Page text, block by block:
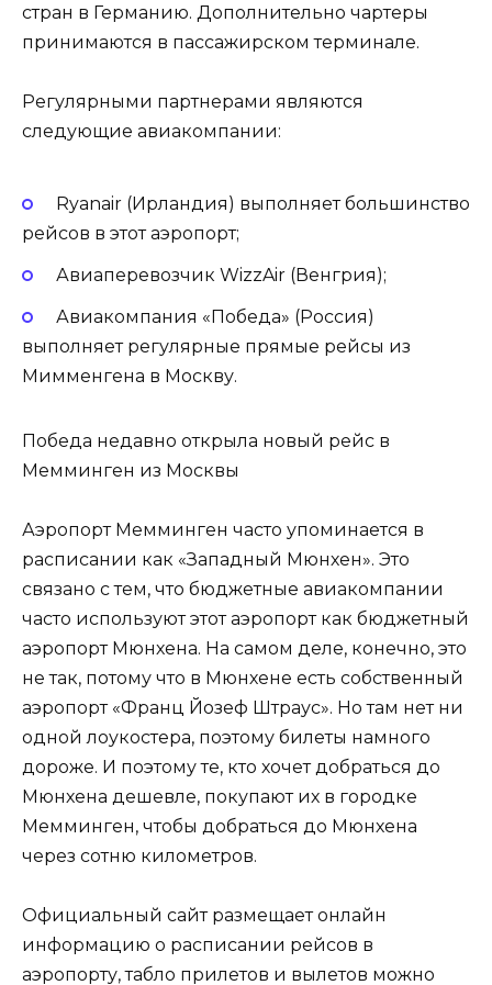
стран в Германию. Дополнительно чартеры
принимаются в пассажирском терминале.
Регулярными партнерами являются
следующие авиакомпании:
Ryanair (Ирландия) выполняет большинство
рейсов в этот аэропорт;
Авиаперевозчик WizzAir (Венгрия);
Авиакомпания «Победа» (Россия)
выполняет регулярные прямые рейсы из
Мимменгена в Москву.
Победа недавно открыла новый рейс в
Мемминген из Москвы
Аэропорт Мемминген часто упоминается в
расписании как «Западный Мюнхен». Это
связано с тем, что бюджетные авиакомпании
часто используют этот аэропорт как бюджетный
аэропорт Мюнхена. На самом деле, конечно, это
не так, потому что в Мюнхене есть собственный
аэропорт «Франц Йозеф Штраус». Но там нет ни
одной лоукостера, поэтому билеты намного
дороже. И поэтому те, кто хочет добраться до
Мюнхена дешевле, покупают их в городке
Мемминген, чтобы добраться до Мюнхена
через сотню километров.
Официальный сайт размещает онлайн
информацию о расписании рейсов в
аэропорту, табло прилетов и вылетов можно